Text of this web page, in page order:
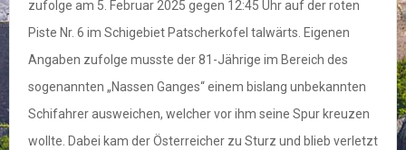
zufolge am 5. Februar 2025 gegen 12:45 Uhr auf der roten
Piste Nr. 6 im Schigebiet Patscherkofel talwärts. Eigenen
Angaben zufolge musste der 81-Jährige im Bereich des
sogenannten „Nassen Ganges“ einem bislang unbekannten
Schifahrer ausweichen, welcher vor ihm seine Spur kreuzen
wollte. Dabei kam der Österreicher zu Sturz und blieb verletzt